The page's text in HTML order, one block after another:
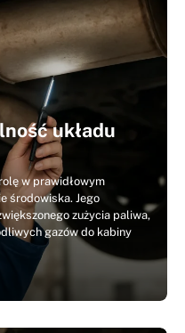
układu
w prawidłowym
środowiska. Jego
zużycia paliwa,
gazów do kabiny